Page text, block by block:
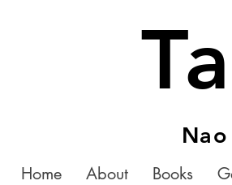
Home About Books